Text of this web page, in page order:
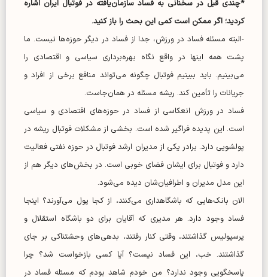
*چندی قبل در سخنانی به فساد سازمان‌یافته در فوتبال ایران اشاره
کردید؛ اگر ممکن است کمی این بحث را باز کنید.
-البته مسئله فساد در ورزش، جدا از فساد در دیگر حوزه‌ها نیست. ما
پشت همه اینها در واقع نگاه بهره‌برداری سیاسی و اقتصادی را
می‌بینیم. باید ببینیم فوتبال چگونه می‌تواند منافع برخی از افراد و
جریانات را تأمین کند. ریشه مسئله در همان‌جاست.
فساد در ورزش انعکاسی از فساد در حوزه‌های اقتصادی و سیاسی
است. این پدیده فراگیر شده است. بخشی از مشکلات فوتبال ریشه در
پولشویی دارد. برادر یکی از مدیران ارشد فوتبال در حوزه نفتی فعالیت
دارد و فوتبال برای ایشان فضای خوبی است. در بخش‌های دیگر هم از
این مدل مدیران و اطرافیان‌شان دیده می‌شود.
الان بانک‌هایی که باشگاهداری می‌کنند، از کجا پول می‌آورند؟ اینجا
فساد وجود دارد. هر مدیری که آقایان برای دو باشگاه استقلال و
پرسپولیس گذاشتند، وقتی کنار رفتند، بدهی‌های وحشتناکی بر جای
گذاشتند. خب، این فساد نیست؟ آیا کسی بازخواست شد؟ چرا
پاسخگویی وجود ندارد؟ من خودم شاهد بودم که مسئله فساد در